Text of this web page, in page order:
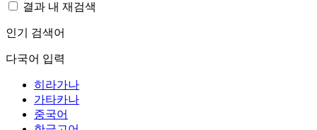
결과 내 재검색
인기 검색어
다국어 입력
히라가나
가타카나
중국어